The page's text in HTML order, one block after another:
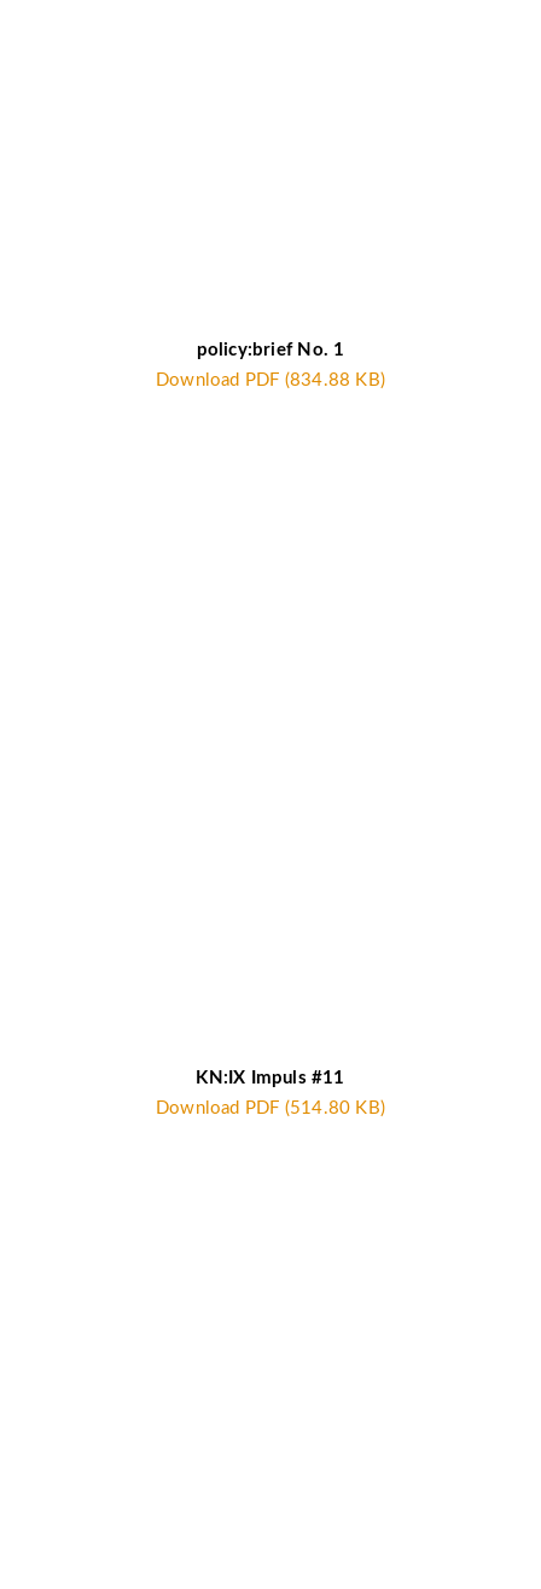
policy:brief No. 1
Download PDF (834.88 KB)
KN:IX Impuls #11
Download PDF (514.80 KB)